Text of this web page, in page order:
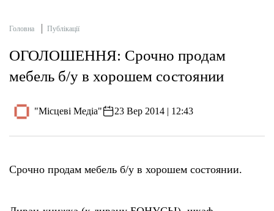
Головна Публікації
ОГОЛОШЕННЯ: Срочно продам
мебель б/у в хорошем состоянии
"Місцеві Медіа" 23 Вер 2014 | 12:43
Срочно продам мебель б/у в хорошем состоянии.